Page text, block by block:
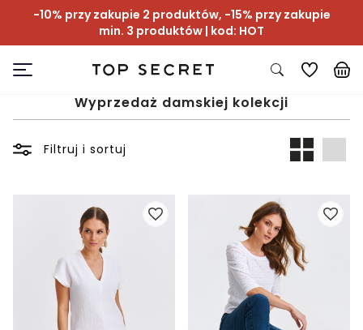
-10% przy zakupie 2 produktów, -15% przy zakupie
min. 3 produktów | kod: HOT
Wyprzedaż damskiej kolekcji
Filtruj i sortuj